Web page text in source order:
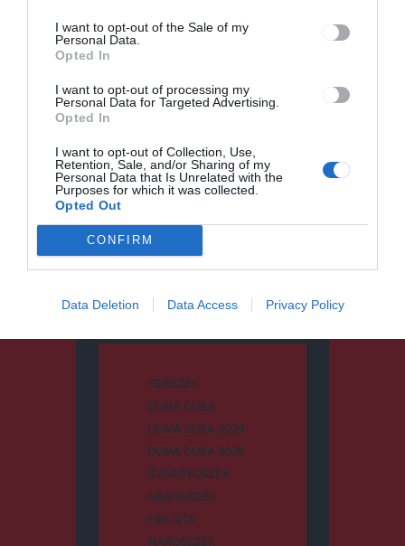
I want to opt-out of the Sale of my
Personal Data.
Opted In
I want to opt-out of processing my
Personal Data for Targeted Advertising.
Opted In
I want to opt-out of Collection, Use,
Retention, Sale, and/or Sharing of my
Personal Data that Is Unrelated with the
Purposes for which it was collected.
Opted Out
CONFIRM
Data Deletion Data Access Privacy Policy
Keresés
Keresés:
Kategóriák
CSÍKSZÉK
DUMA DUBA
DUMA DUBA 2024
DUMA DUBA 2026
GYERGYÓSZÉK
HÁROMSZÉK
HÍRLISTA
MAROSSZÉK